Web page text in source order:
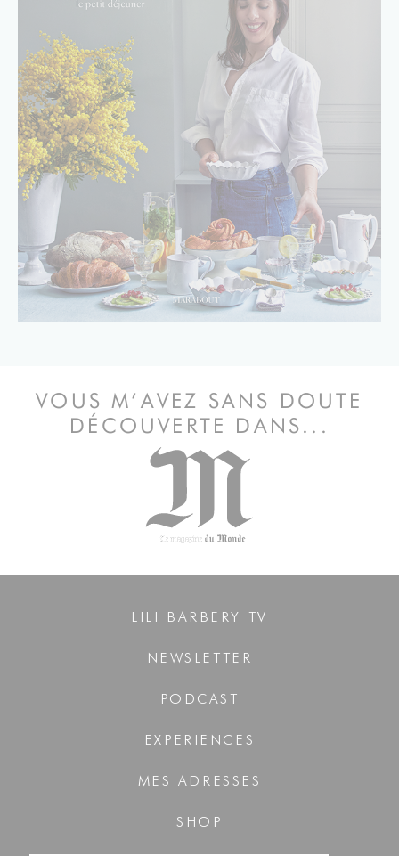
VOUS M’AVEZ SANS DOUTE
DÉCOUVERTE DANS...
LILI BARBERY TV
NEWSLETTER
PODCAST
EXPERIENCES
MES ADRESSES
SHOP